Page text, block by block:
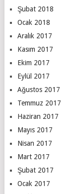
Şubat 2018
Ocak 2018
Aralık 2017
Kasım 2017
Ekim 2017
Eylül 2017
Ağustos 2017
Temmuz 2017
Haziran 2017
Mayıs 2017
Nisan 2017
Mart 2017
Şubat 2017
Ocak 2017